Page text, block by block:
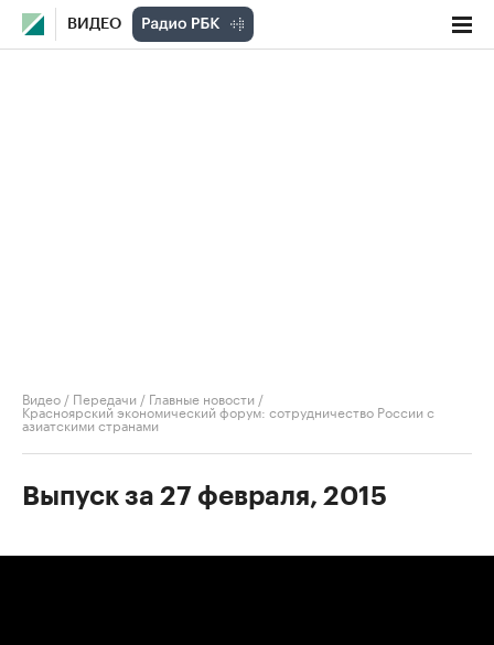
ВИДЕО
Видео / Передачи / Главные новости /
Красноярский экономический форум: сотрудничество России с
азиатскими странами
Выпуск за 27 февраля, 2015